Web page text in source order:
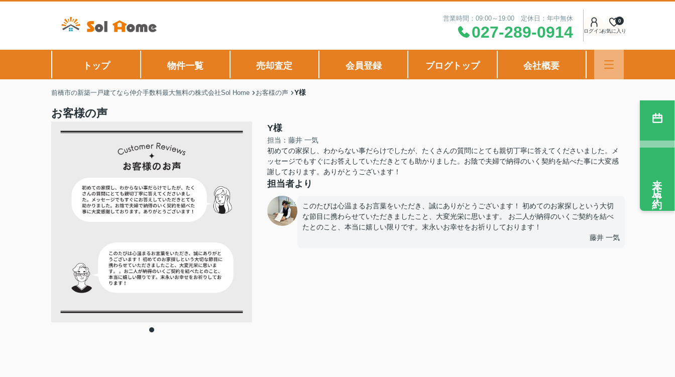
営業時間：09:00～19:00 定休日：年中無休
027-289-0914 ログインお気に入り
0
トップ 物件一覧 売却査定 会員登録 ブログトップ 会社概要
前橋市の新築一戸建てなら仲介手数料最大無料の株式会社Sol Home お客様の声 Y様
お客様の声
Y様
担当：藤井 一気
初めての家探し、わからない事だらけでしたが、たくさんの質問にとても親切丁寧に答えてくださいました。メ
ッセージでもすぐにお答えしていただきとても助かりました。お陰で夫婦で納得のいく契約を結べた事に大変感
謝しております。ありがとうございます！
担当者より
このたびは心温まるお言葉をいただき、誠にありがとうございます！ 初めてのお家探しという大切
な節目に携わらせていただきましたこと、大変光栄に思います。 お二人が納得のいくご契約を結べ
たとのこと、本当に嬉しい限りです。末永いお幸せをお祈りしております！
藤井 一気
来店予約